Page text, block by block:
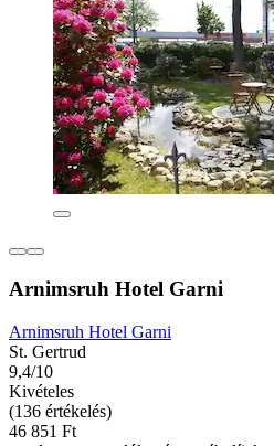
Arnimsruh Hotel Garni
Arnimsruh Hotel Garni
St. Gertrud
9,4/10
Kivételes
(136 értékelés)
46 851 Ft